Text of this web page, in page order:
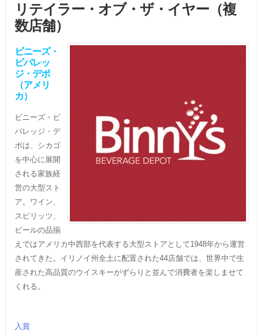
リテイラー・オブ・ザ・イヤー（複
数店舗）
ビニーズ・
ビバレッ
ジ・デポ
（アメリ
カ）
ビニーズ・ビ
バレッジ・デ
ポは、シカゴ
を中心に展開
される家族経
営の大型スト
ア。ワイン、
スピリッツ、
ビールの品揃
えではアメリカ中西部を代表する大型ストアとして1948年から運営
されてきた。イリノイ州全土に配置された44店舗では、世界中で生
産された高品質のウイスキーがずらりと並んで消費者を楽しませて
くれる。
入賞